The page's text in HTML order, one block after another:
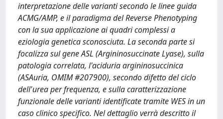
interpretazione delle varianti secondo le linee guida
ACMG/AMP, e il paradigma del Reverse Phenotyping
con la sua applicazione ai quadri complessi a
eziologia genetica sconosciuta. La seconda parte si
focalizza sul gene ASL (Argininosuccinate Lyase), sulla
patologia correlata, l'aciduria argininosuccinica
(ASAuria, OMIM #207900), secondo difetto del ciclo
dell'urea per frequenza, e sulla caratterizzazione
funzionale delle varianti identificate tramite WES in un
caso clinico specifico. Nel dettaglio verrà descritto il